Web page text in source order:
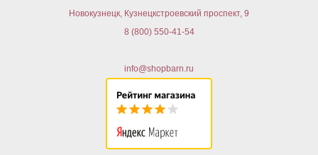
Новокузнецк, Кузнецкстроевский проспект, 9
8 (800) 550-41-54
info@shopbarn.ru